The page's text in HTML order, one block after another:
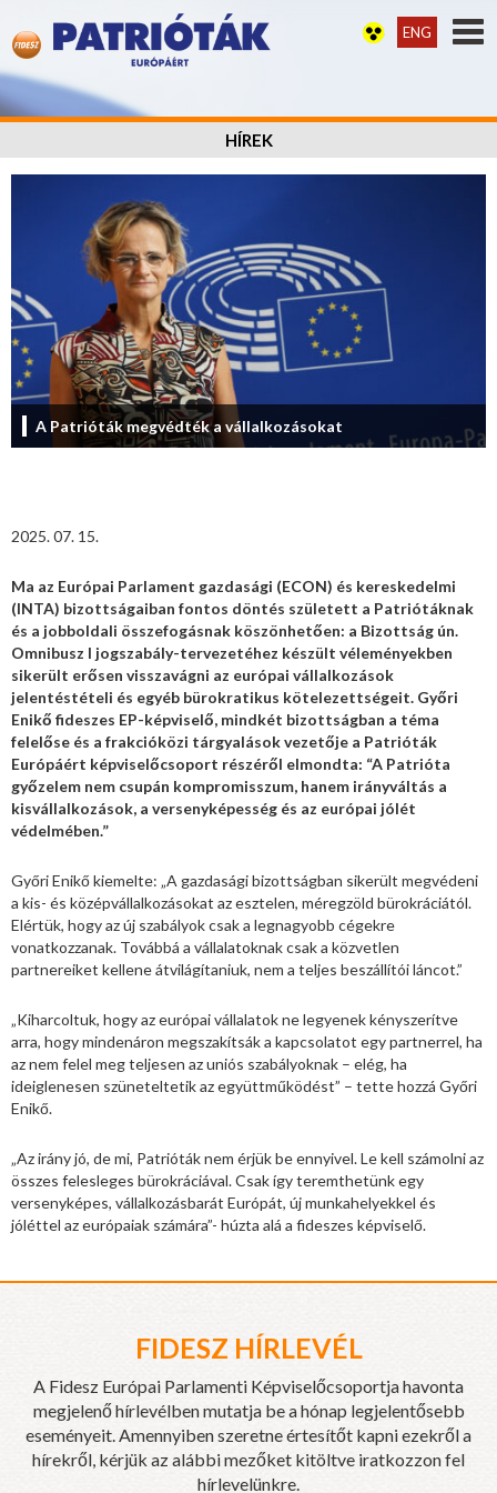
ENG
HÍREK
A Patrióták megvédték a vállalkozásokat
2025. 07. 15.
Ma az Európai Parlament gazdasági (ECON) és kereskedelmi
(INTA) bizottságaiban fontos döntés született a Patriótáknak
és a jobboldali összefogásnak köszönhetően: a Bizottság ún.
Omnibusz I jogszabály-tervezetéhez készült véleményekben
sikerült erősen visszavágni az európai vállalkozások
jelentéstételi és egyéb bürokratikus kötelezettségeit. Győri
Enikő fideszes EP-képviselő, mindkét bizottságban a téma
felelőse és a frakcióközi tárgyalások vezetője a Patrióták
Európáért képviselőcsoport részéről elmondta: “A Patrióta
győzelem nem csupán kompromisszum, hanem irányváltás a
kisvállalkozások, a versenyképesség és az európai jólét
védelmében.”
Győri Enikő kiemelte: „A gazdasági bizottságban sikerült megvédeni
a kis- és középvállalkozásokat az esztelen, méregzöld bürokráciától.
Elértük, hogy az új szabályok csak a legnagyobb cégekre
vonatkozzanak. Továbbá a vállalatoknak csak a közvetlen
partnereiket kellene átvilágítaniuk, nem a teljes beszállítói láncot.”
„Kiharcoltuk, hogy az európai vállalatok ne legyenek kényszerítve
arra, hogy mindenáron megszakítsák a kapcsolatot egy partnerrel, ha
az nem felel meg teljesen az uniós szabályoknak – elég, ha
ideiglenesen szüneteltetik az együttműködést” – tette hozzá Győri
Enikő.
„Az irány jó, de mi, Patrióták nem érjük be ennyivel. Le kell számolni az
összes felesleges bürokráciával. Csak így teremthetünk egy
versenyképes, vállalkozásbarát Európát, új munkahelyekkel és
jóléttel az európaiak számára”- húzta alá a fideszes képviselő.
FIDESZ HÍRLEVÉL
A Fidesz Európai Parlamenti Képviselőcsoportja havonta
megjelenő hírlevélben mutatja be a hónap legjelentősebb
eseményeit. Amennyiben szeretne értesítőt kapni ezekről a
hírekről, kérjük az alábbi mezőket kitöltve iratkozzon fel
hírlevelünkre.